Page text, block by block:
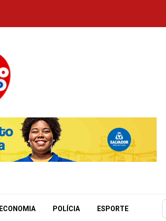
ECONOMIA POLÍCIA ESPORTE